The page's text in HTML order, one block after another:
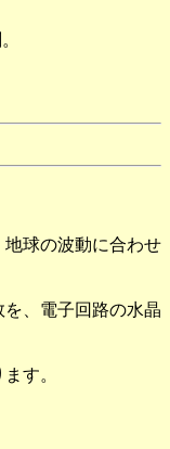
球の波動に合わせ
、電子回路の水晶
す。